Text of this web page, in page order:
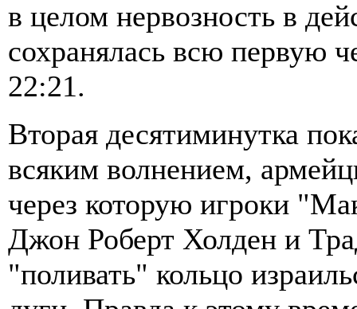
в целом нервозность в
сохранялась всю первую
22:21.
Вторая десятиминутка
всяким волнением,
через которую игроки
Джон Роберт Холден и
"поливать" кольцо